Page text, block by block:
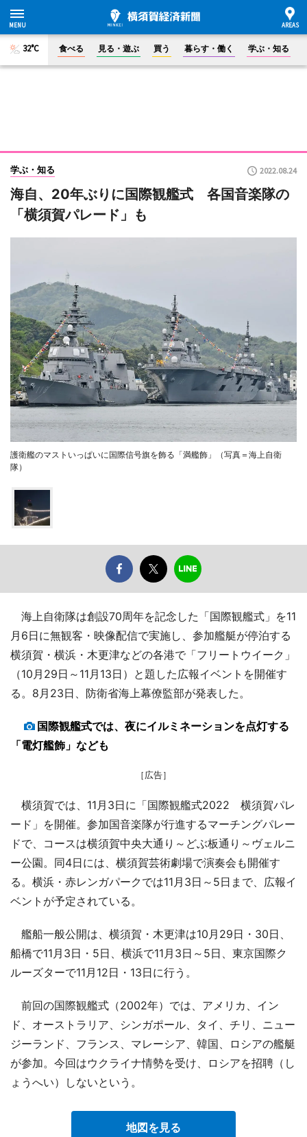
32°C 食べる 見る・遊ぶ 買う 暮らす・働く 学ぶ・知る
学ぶ・知る 2022.08.24
海自、20年ぶりに国際観艦式 各国音楽隊の
「横須賀パレード」も
護衛艦のマストいっぱいに国際信号旗を飾る「満艦飾」（写真＝海上自衛
隊）
海上自衛隊は創設70周年を記念した「国際観艦式」を11
月6日に無観客・映像配信で実施し、参加艦艇が停泊する
横須賀・横浜・木更津などの各港で「フリートウイーク」
（10月29日～11月13日）と題した広報イベントを開催す
る。8月23日、防衛省海上幕僚監部が発表した。
国際観艦式では、夜にイルミネーションを点灯する
「電灯艦飾」なども
［広告］
横須賀では、11月3日に「国際観艦式2022 横須賀パレ
ード」を開催。参加国音楽隊が行進するマーチングパレー
ドで、コースは横須賀中央大通り～どぶ板通り～ヴェルニ
ー公園。同4日には、横須賀芸術劇場で演奏会も開催す
る。横浜・赤レンガパークでは11月3日～5日まで、広報イ
ベントが予定されている。
艦船一般公開は、横須賀・木更津は10月29日・30日、
船橋で11月3日・5日、横浜で11月3日～5日、東京国際ク
ルーズターで11月12日・13日に行う。
前回の国際観艦式（2002年）では、アメリカ、イン
ド、オーストラリア、シンガポール、タイ、チリ、ニュー
ジーランド、フランス、マレーシア、韓国、ロシアの艦艇
が参加。今回はウクライナ情勢を受け、ロシアを招聘（し
ょうへい）しないという。
地図を見る